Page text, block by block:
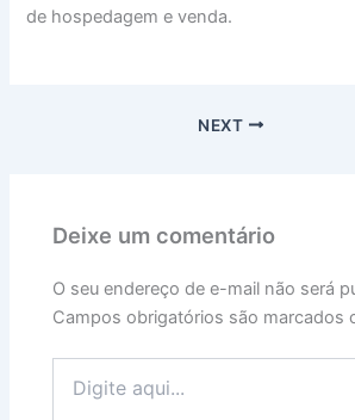
de hospedagem e venda.
NEXT
Deixe um comentário
O seu endereço de e-mail não será
Campos obrigatórios são marcados
aqui...